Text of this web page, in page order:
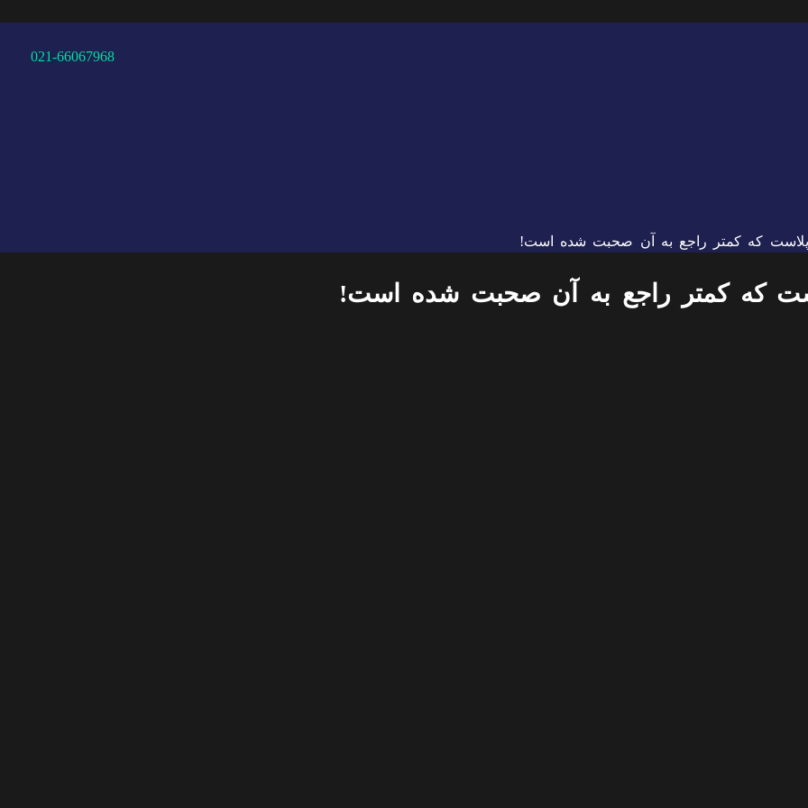
021-66067968
پلاست که کمتر راجع به آن صحبت شده است!
که کمتر راجع به آن صحبت شده است!